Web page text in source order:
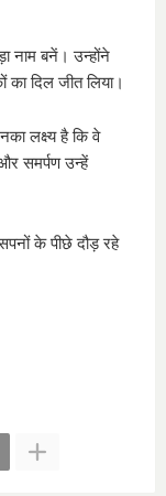
नाम बनें। उन्होंने
का दिल जीत लिया।
लक्ष्य है कि वे
समर्पण उन्हें
के पीछे दौड़ रहे